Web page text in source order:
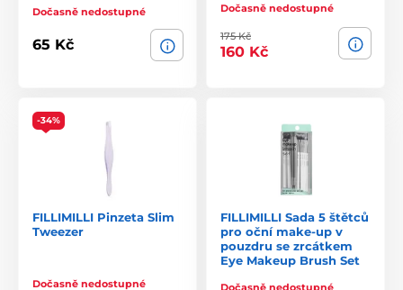
Dočasně nedostupné
65 Kč
Dočasně nedostupné
175 Kč
160 Kč
-34%
FILLIMILLI Pinzeta Slim
Tweezer
Dočasně nedostupné
FILLIMILLI Sada 5 štětců
pro oční make-up v
pouzdru se zrcátkem
Eye Makeup Brush Set
Dočasně nedostupné